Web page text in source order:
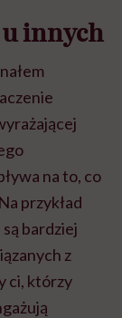
innych
na to, co
przykład
bardziej
z
ci, którzy